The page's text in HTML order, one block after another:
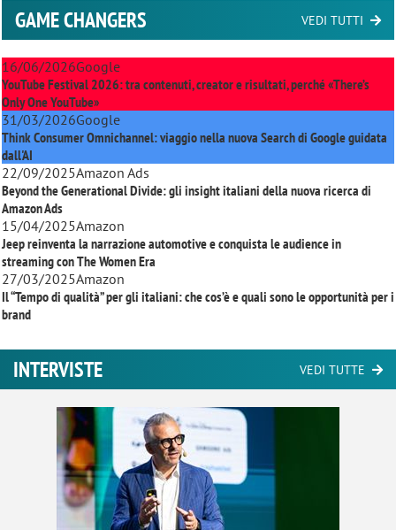
GAME CHANGERS VEDI TUTTI
16/06/2026Google
YouTube Festival 2026: tra contenuti, creator e risultati, perché «There’s
Only One YouTube»
31/03/2026Google
Think Consumer Omnichannel: viaggio nella nuova Search di Google guidata
dall'AI
22/09/2025Amazon Ads
Beyond the Generational Divide: gli insight italiani della nuova ricerca di
Amazon Ads
15/04/2025Amazon
Jeep reinventa la narrazione automotive e conquista le audience in
streaming conThe Women Era
27/03/2025Amazon
Il “Tempo di qualità” per gli italiani: che cos’è e quali sono le opportunità per i
brand
INTERVISTE VEDI TUTTE